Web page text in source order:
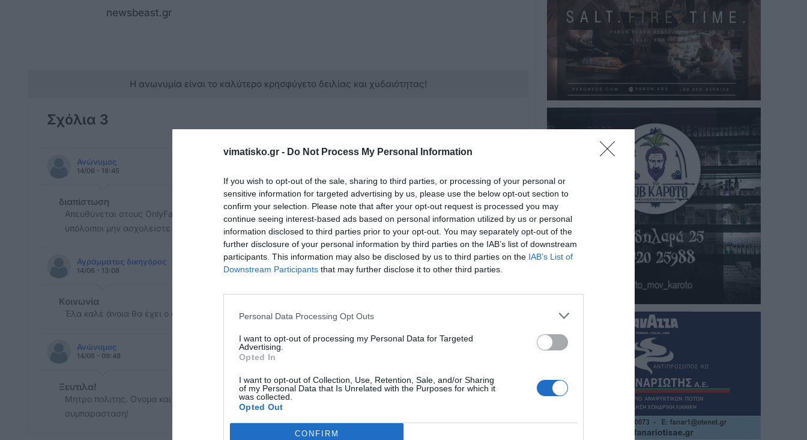
vimatisko.gr - Do Not Process My Personal Information
If you wish to opt-out of the sale, sharing to third parties, or processing of your personal or
sensitive information for targeted advertising by us, please use the below opt-out section to
confirm your selection. Please note that after your opt-out request is processed you may
continue seeing interest-based ads based on personal information utilized by us or personal
information disclosed to third parties prior to your opt-out. You may separately opt-out of the
further disclosure of your personal information by third parties on the IAB’s list of downstream
participants. This information may also be disclosed by us to third parties on the IAB’s List of
Downstream Participants that may further disclose it to other third parties.
Personal Data Processing Opt Outs
I want to opt-out of processing my Personal Data for Targeted
Advertising.
Opted In
I want to opt-out of Collection, Use, Retention, Sale, and/or Sharing
of my Personal Data that Is Unrelated with the Purposes for which it
was collected.
Opted Out
CONFIRM
newsbeast.gr
Η ανωνυμία είναι το καλύτερο κρησφύγετο δειλίας και χυδαιότητας!
Σχόλια 3
Ανώνυμος
14/06 - 18:45
διαπίστωση
Απευθύνεται στους OnlyFans του αντικειμένου του... Θα αναλάβει ο Σακης την υπεράσπισή του.. Οι
υπόλοιποι μην ασχολείστε
Αγράμματος δικηγόρος
14/06 - 13:08
Κοινωνία
Έλα καλέ άνοια θα έχει ο άνθρωπος και δείχνει τα προσόντα του
Ανώνυμος
14/06 - 09:48
Ξευτιλα!
Μητρο πολιτης. Ονομα και πραμα! Το πατριαρχειο Αλεξανδρειας εσπευσε να δηλωσει νομικη
συμπαρασταση!